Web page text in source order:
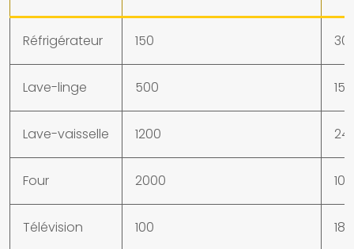
Réfrigérateur 150
Lave-linge 500 150
Lave-vaisselle 1200
Four 2000 100
Télévision 100 180